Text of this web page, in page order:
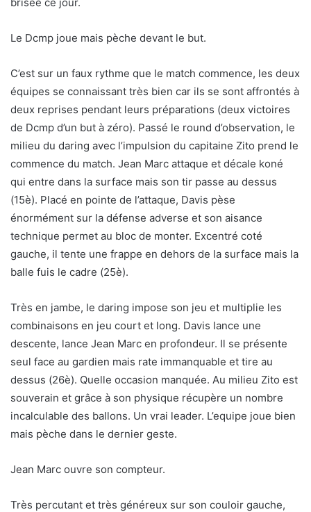
Le Dcmp joue mais pèche devant le but.
C’est sur un faux rythme que le match commence, les deux
équipes se connaissant très bien car ils se sont affrontés à
deux reprises pendant leurs préparations (deux victoires
de Dcmp d’un but à zéro). Passé le round d’observation, le
milieu du daring avec l’impulsion du capitaine Zito prend le
commence du match. Jean Marc attaque et décale koné
qui entre dans la surface mais son tir passe au dessus
(15è). Placé en pointe de l’attaque, Davis pèse
énormément sur la défense adverse et son aisance
technique permet au bloc de monter. Excentré coté
gauche, il tente une frappe en dehors de la surface mais la
balle fuis le cadre (25è).
Très en jambe, le daring impose son jeu et multiplie les
combinaisons en jeu court et long. Davis lance une
descente, lance Jean Marc en profondeur. Il se présente
seul face au gardien mais rate immanquable et tire au
dessus (26è). Quelle occasion manquée. Au milieu Zito est
souverain et grâce à son physique récupère un nombre
incalculable des ballons. Un vrai leader. L’equipe joue bien
mais pèche dans le dernier geste.
Jean Marc ouvre son compteur.
Très percutant et très généreux sur son couloir gauche,